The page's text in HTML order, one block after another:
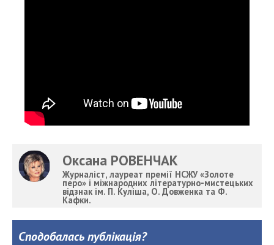
Оксана РОВЕНЧАК
Журналіст, лауреат премії НСЖУ «Золоте
перо» і міжнародних літературно-мистецьких
відзнак ім. П. Куліша, О. Довженка та Ф.
Кафки.
Сподобалась публікація?